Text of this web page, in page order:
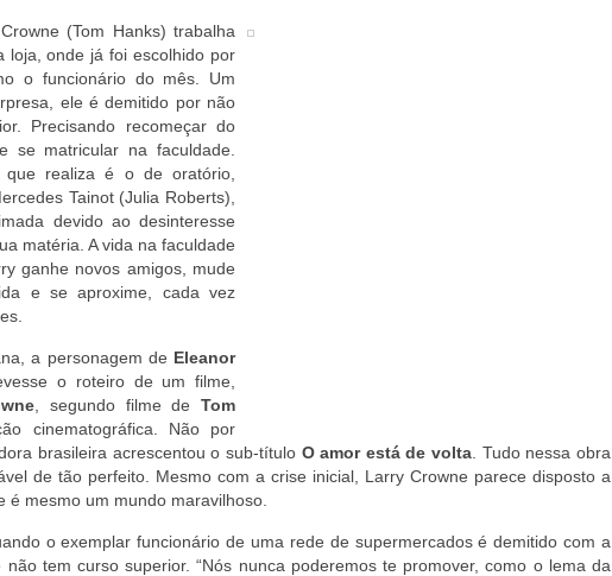
para praticar todos os dias
(Tom Hanks) trabalha
loja, onde já foi escolhido por
o funcionário do mês. Um
ele é demitido por não
Precisando recomeçar do
se matricular na faculdade.
que realiza é o de oratório,
Tainot (Julia Roberts),
devido ao desinteresse
matéria. A vida na faculdade
ganhe novos amigos, mude
e se aproxime, cada vez
a personagem de Eleanor
o roteiro de um filme,
, segundo filme deTom
cinematográfica. Não por
brasileira acrescentou o sub-título O amor está de volta . Tudo nessa obra
de tão perfeito. Mesmo com a crise inicial, Larry Crowne parece disposto a
é mesmo um mundo maravilhoso.
o exemplar funcionário de uma rede de supermercados é demitido com a
não tem curso superior. “Nós nunca poderemos te promover, como o lema da